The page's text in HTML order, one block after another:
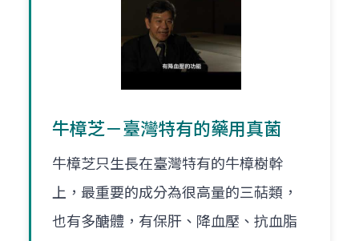
牛樟芝－臺灣特有的藥用真菌
牛樟芝只生長在臺灣特有的牛樟樹幹
上，最重要的成分為很高量的三萜類，
也有多醣體，有保肝、降血壓、抗血脂